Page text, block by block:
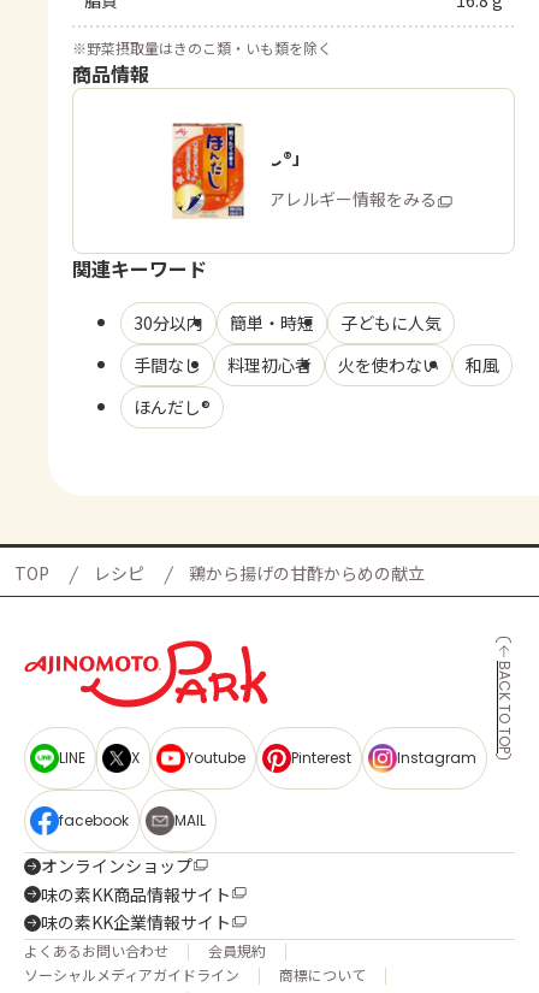
※野菜摂取量はきのこ類・いも類を除く
商品情報
「ほんだし®」
商品・アレルギー情報をみる
関連キーワード
30分以内 簡単・時短
子どもに人気
手間なし
料理初心者 火を使わない
和風
ほんだし®
TOP レシピ 鶏から揚げの甘酢からめの献立
BACK TO TOP
LINE X Youtube Pinterest Instagram
facebook MAIL
オンラインショップ
味の素KK商品情報サイト
味の素KK企業情報サイト
よくあるお問い合わせ
会員規約
ソーシャルメディアガイドライン
商標について